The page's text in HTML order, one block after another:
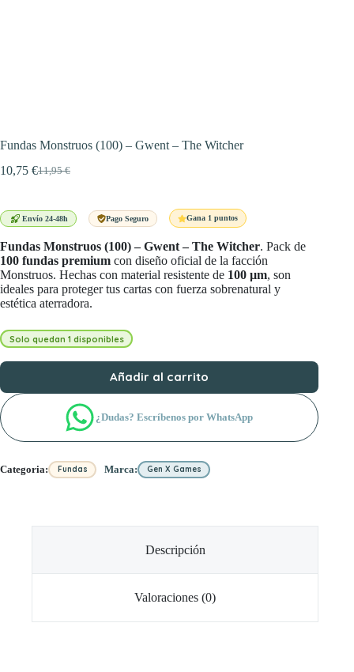
Fundas Monstruos (100) – Gwent – The Witcher
11,95€
El
era:
10,75 €El
es:
Envío 24-48h Pago Seguro Gana 1 puntos
Fundas Monstruos (100) – Gwent – The Witcher. Pack de
100 fundas premium con diseño oficial de la facción
Monstruos. Hechas con material resistente de 100 µm, son
ideales para proteger tus cartas con fuerza sobrenatural y
estética aterradora.
Solo quedan 1 disponibles
Añadir al carrito
¿Dudas? Escríbenos por WhatsApp
Categoria: Fundas Marca: Gen X Games
Descripción
Valoraciones (0)